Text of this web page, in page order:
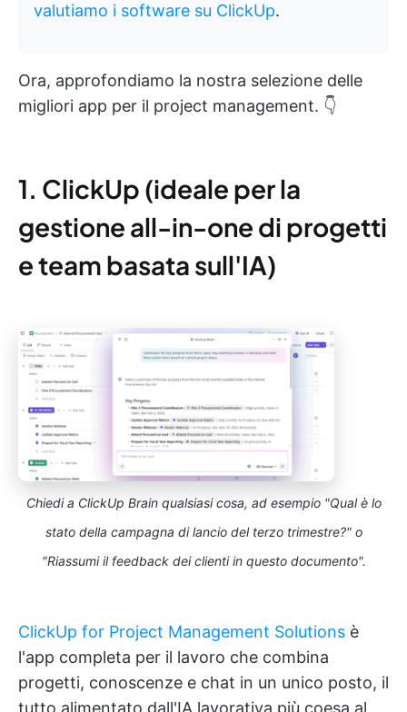
valutiamo i software su ClickUp.
Ora, approfondiamo la nostra selezione delle
migliori app per il project management. 👇
1. ClickUp (ideale per la
gestione all-in-one di progetti
e team basata sull'IA)
Chiedi a ClickUp Brain qualsiasi cosa, ad esempio "Qual è lo
stato della campagna di lancio del terzo trimestre?" o
"Riassumi il feedback dei clienti in questo documento".
ClickUp for Project Management Solutions è
l'app completa per il lavoro che combina
progetti, conoscenze e chat in un unico posto, il
tutto alimentato dall'IA lavorativa più coesa al